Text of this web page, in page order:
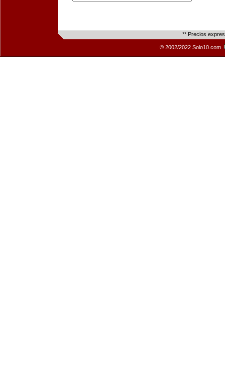
** Precios
© 2002/2022 Solo10.com